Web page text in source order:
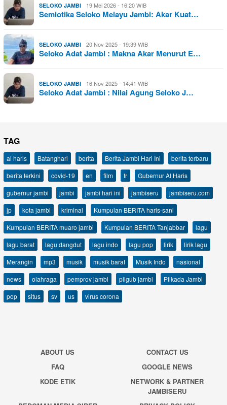
SELOKO JAMBI 19 Mei 2026 - 16:20 WIB
Semiotika Seloko Melayu Jambi: Akar Kuat…
SELOKO JAMBI 20 Nov 2025 - 19:39 WIB
Seloko Adat Jambi : Makna Akar Menurut E…
SELOKO JAMBI 16 Nov 2025 - 14:41 WIB
Seloko Adat Jambi : Nilai Agung Seloko J…
TAG
al haris Batanghari berita Berita Jambi Hari Ini
berita terbaru
berita terkini
covid-19 en film fr
Gubernur Al Haris
gubernur jambi
jambi jambi hari ini jambiseru
jambiseru.com
jp
kota jambi kriminal
Kumpulan BERITA haris-sani
Kumpulan BERITA muaro jambi
Kumpulan BERITA Tanjabbar
lagu
lagu barat
lagu dangdut lagu indo lagu pop lirik
lirik lagu
Merangin
mp3 musik musik barat Musik Indo
nasional
news
olahraga pemprov jambi pilgub jambi
Pilkada Jambi
pop
situs sv us virus corona
ABOUT US
CONTACT US
FAQ
GOOGLE NEWS
KODE ETIK
NETWORK & PARTNER
JAMBISERU